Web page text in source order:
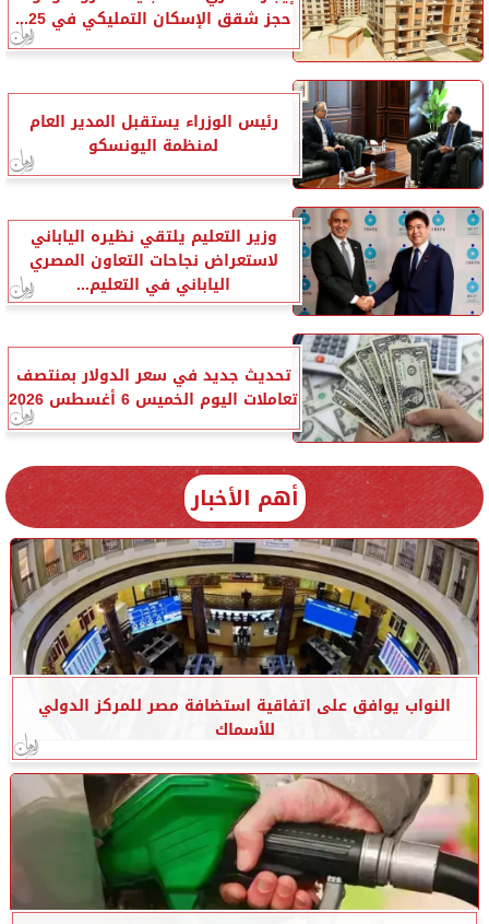
حجز شقق الإسكان التمليكي في 25...
رئيس الوزراء يستقبل المدير العام
لمنظمة اليونسكو
وزير التعليم يلتقي نظيره الياباني
لاستعراض نجاحات التعاون المصري
الياباني في التعليم...
تحديث جديد في سعر الدولار بمنتصف
تعاملات اليوم الخميس 6 أغسطس 2026
أهم الأخبار
النواب يوافق على اتفاقية استضافة مصر للمركز الدولي
للأسماك